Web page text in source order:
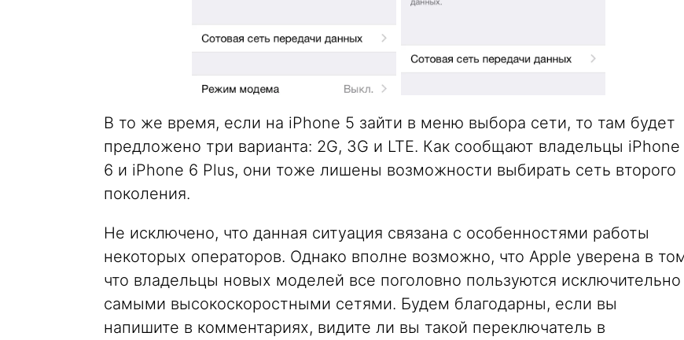
В то же время, если на iPhone 5 зайти в меню выбора сети, то там будет
предложено три варианта: 2G, 3G и LTE. Как сообщают владельцы iPhone
6 и iPhone 6 Plus, они тоже лишены возможности выбирать сеть второго
поколения.
Не исключено, что данная ситуация связана с особенностями работы
некоторых операторов. Однако вполне возможно, что Apple уверена в
что владельцы новых моделей все поголовно пользуются исключительно
самыми высокоскоростными сетями. Будем благодарны, если вы
напишите в комментариях, видите ли вы такой переключатель в